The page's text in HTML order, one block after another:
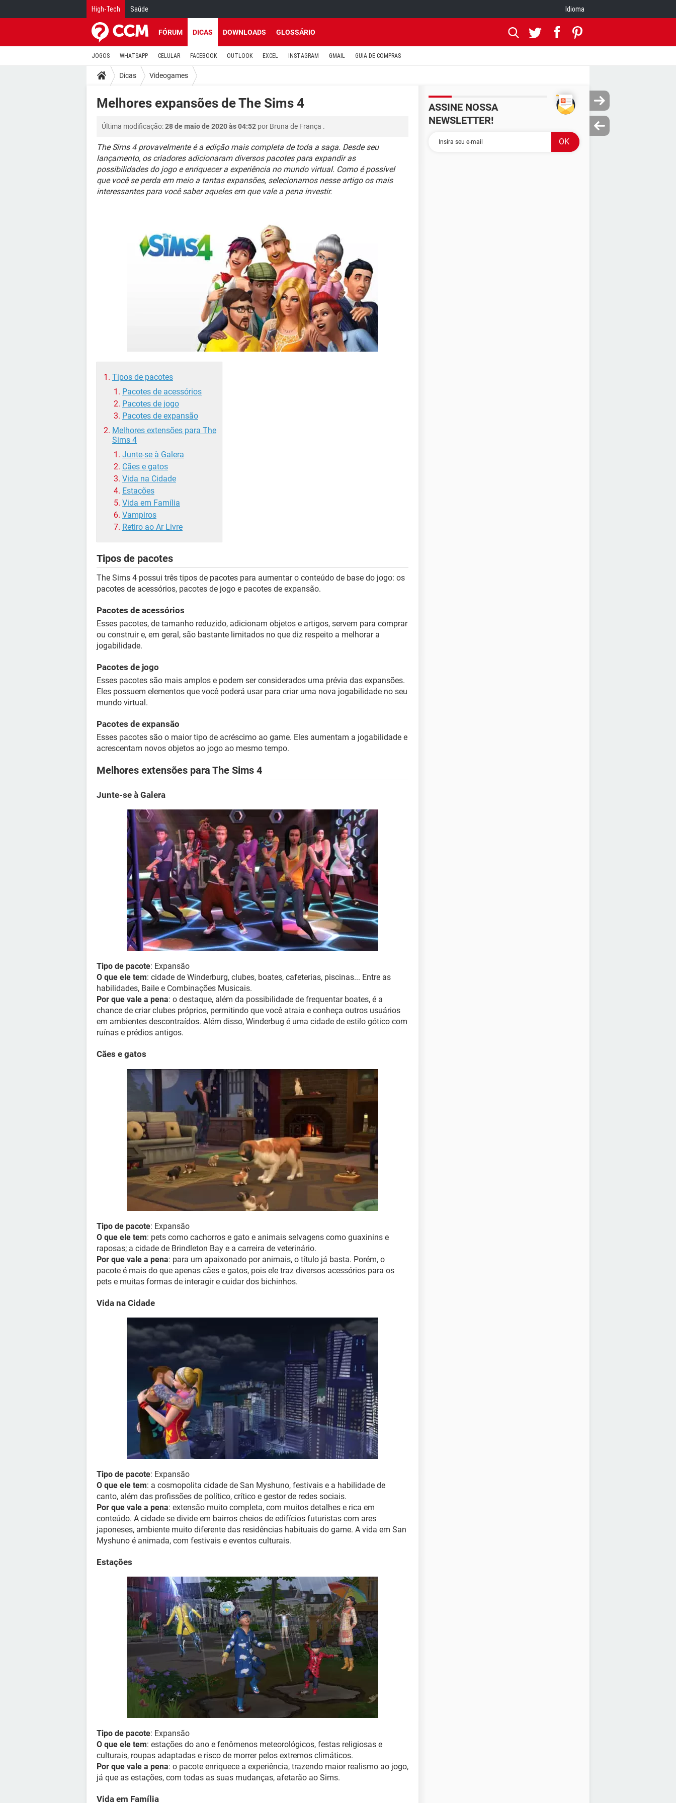
High-Tech Saúde Idioma
FÓRUM DICAS DOWNLOADS GLOSSÁRIO
JOGOS WHATSAPP CELULAR FACEBOOK OUTLOOK EXCEL INSTAGRAM GMAIL GUIA DE COMPRAS
Dicas Videogames
Melhores expansões de The Sims 4
Última modificação:28 de maio de 2020 às 04:52 por Bruna de França .
The Sims 4 provavelmente é a edição mais completa de toda a saga. Desde seu
lançamento, os criadores adicionaram diversos pacotes para expandir as
possibilidades do jogo e enriquecer a experiência no mundo virtual. Como é possível
que você se perda em meio a tantas expansões, selecionamos nesse artigo os mais
interessantes para você saber aqueles em que vale a pena investir.
Tipos de pacotes
Pacotes de acessórios
Pacotes de jogo
Pacotes de expansão
Melhores extensões para The
Sims 4
Junte-se à Galera
Cães e gatos
Vida na Cidade
Estações
Vida em Família
Vampiros
Retiro ao Ar Livre
Tipos de pacotes
The Sims 4 possui três tipos de pacotes para aumentar o conteúdo de base do jogo: os
pacotes de acessórios, pacotes de jogo e pacotes de expansão.
Pacotes de acessórios
Esses pacotes, de tamanho reduzido, adicionam objetos e artigos, servem para comprar
ou construir e, em geral, são bastante limitados no que diz respeito a melhorar a
jogabilidade.
Pacotes de jogo
Esses pacotes são mais amplos e podem ser considerados uma prévia das expansões.
Eles possuem elementos que você poderá usar para criar uma nova jogabilidade no seu
mundo virtual.
Pacotes de expansão
Esses pacotes são o maior tipo de acréscimo ao game. Eles aumentam a jogabilidade e
acrescentam novos objetos ao jogo ao mesmo tempo.
Melhores extensões para The Sims 4
Junte-se à Galera
Tipo de pacote: Expansão
O que ele tem: cidade de Winderburg, clubes, boates, cafeterias, piscinas... Entre as
habilidades, Baile e Combinações Musicais.
Por que vale a pena: o destaque, além da possibilidade de frequentar boates, é a
chance de criar clubes próprios, permitindo que você atraia e conheça outros usuários
em ambientes descontraídos. Além disso, Winderbug é uma cidade de estilo gótico com
ruínas e prédios antigos.
Cães e gatos
Tipo de pacote: Expansão
O que ele tem: pets como cachorros e gato e animais selvagens como guaxinins e
raposas; a cidade de Brindleton Bay e a carreira de veterinário.
Por que vale a pena: para um apaixonado por animais, o título já basta. Porém, o
pacote é mais do que apenas cães e gatos, pois ele traz diversos acessórios para os
pets e muitas formas de interagir e cuidar dos bichinhos.
Vida na Cidade
Tipo de pacote: Expansão
O que ele tem: a cosmopolita cidade de San Myshuno, festivais e a habilidade de
canto, além das profissões de político, crítico e gestor de redes sociais.
Por que vale a pena: extensão muito completa, com muitos detalhes e rica em
conteúdo. A cidade se divide em bairros cheios de edifícios futuristas com ares
japoneses, ambiente muito diferente das residências habituais do game. A vida em San
Myshuno é animada, com festivais e eventos culturais.
Estações
Tipo de pacote: Expansão
O que ele tem: estações do ano e fenômenos meteorológicos, festas religiosas e
culturais, roupas adaptadas e risco de morrer pelos extremos climáticos.
Por que vale a pena: o pacote enriquece a experiência, trazendo maior realismo ao jogo,
já que as estações, com todas as suas mudanças, afetarão ao Sims.
Vida em Família
ASSINE NOSSA
NEWSLETTER!